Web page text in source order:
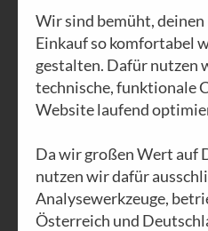
Vom
Wir sind bemüht, deinen
Einkauf so komfortabel
gestalten. Dafür nutzen
technische, funktionale
Website laufend
Da wir großen Wert auf
nutzen wir dafür
Analysewerkzeuge,
Österreich und